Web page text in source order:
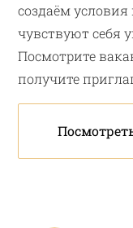
создаём
чувствуют себя
Посмотрите
получите